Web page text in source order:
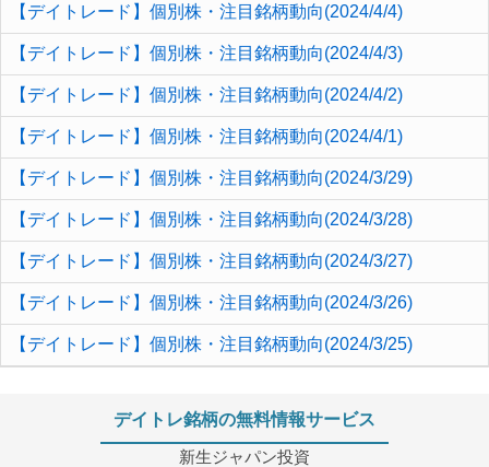
【デイトレード】個別株・注目銘柄動向(2024/4/4)
【デイトレード】個別株・注目銘柄動向(2024/4/3)
【デイトレード】個別株・注目銘柄動向(2024/4/2)
【デイトレード】個別株・注目銘柄動向(2024/4/1)
【デイトレード】個別株・注目銘柄動向(2024/3/29)
【デイトレード】個別株・注目銘柄動向(2024/3/28)
【デイトレード】個別株・注目銘柄動向(2024/3/27)
【デイトレード】個別株・注目銘柄動向(2024/3/26)
【デイトレード】個別株・注目銘柄動向(2024/3/25)
デイトレ銘柄の無料情報サービス
新生ジャパン投資